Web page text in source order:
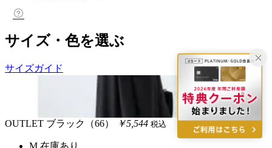
サイズ・色を選ぶ
サイズガイド
OUTLET ブラック（66） ￥5,544 税込
M 在庫あり